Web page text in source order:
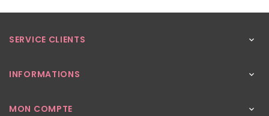
SERVICE CLIENTS 
INFORMATIONS 
MON COMPTE 